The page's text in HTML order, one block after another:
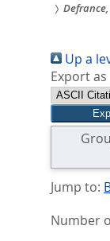
Sie
sind
hier:
Up a
Export as
Jump to:
Number